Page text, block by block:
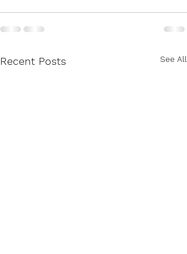
Recent Posts See All